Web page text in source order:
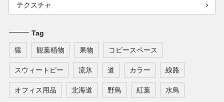
テクスチャ
Tag
猿 観葉植物 果物 コピースペース
スウィートピー 流氷 道 カラー 線路
オフィス用品 北海道 野鳥 紅葉 水鳥